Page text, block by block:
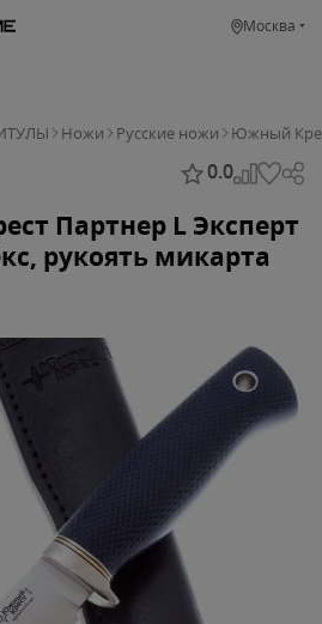
Москва
Ножи Русские ножи Южный
0.0
Партнер L Эксперт
рукоять микарта